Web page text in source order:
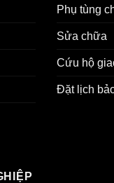
Phụ tùng
Sửa chữa
Cứu hộ
Đặt lịch